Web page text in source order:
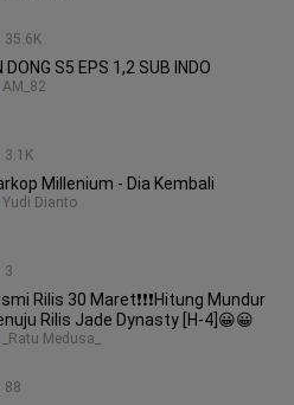
35.6K
DONG S5 EPS 1,2 SUB INDO
3.1K
AM_82
Millenium - Dia Kembali
3
Yudi Dianto
Rilis 30 Maret❗❗❗Hitung Mundur
Rilis Jade Dynasty [H-4]😀😀
88
_Ratu Medusa_